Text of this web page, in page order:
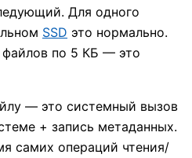
Для одного
SSD это нормально.
файлов по 5 КБ — это
— это системный вызов
+ запись метаданных.
самих операций чтения/